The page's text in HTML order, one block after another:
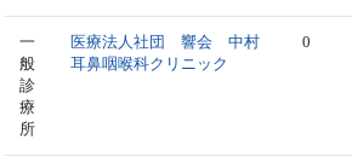
一
般
診
療
所
医療法人社団 響会 中村
耳鼻咽喉科クリニック
0